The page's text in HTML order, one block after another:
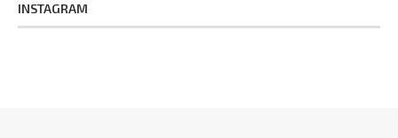
INSTAGRAM